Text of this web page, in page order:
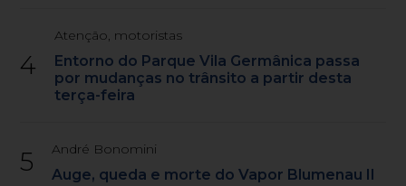
4
Atenção, motoristas
Entorno do Parque Vila Germânica passa
por mudanças no trânsito a partir desta
terça-feira
5 André Bonomini
Auge, queda e morte do Vapor Blumenau II